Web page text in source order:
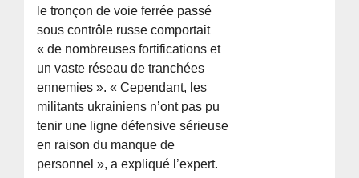
le tronçon de voie ferrée passé
sous contrôle russe comportait
« de nombreuses fortifications et
un vaste réseau de tranchées
ennemies ». « Cependant, les
militants ukrainiens n’ont pas pu
tenir une ligne défensive sérieuse
en raison du manque de
personnel », a expliqué l’expert.